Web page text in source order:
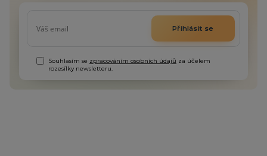
Přihlásit se
Souhlasím se zpracováním osobních údajů za účelem
rozesílky newsletteru.